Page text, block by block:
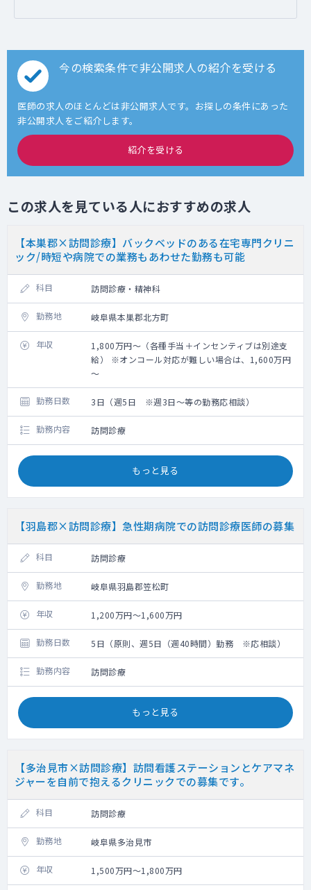
今の検索条件で非公開求人の紹介を受ける
医師の求人のほとんどは非公開求人です。お探しの条件にあった
非公開求人をご紹介します。
紹介を受ける
この求人を見ている人におすすめの求人
【本巣郡×訪問診療】バックベッドのある在宅専門クリニ
ック/時短や病院での業務もあわせた勤務も可能
科目 訪問診療・精神科
勤務地 岐阜県本巣郡北方町
年収
1,800万円～（各種手当＋インセンティブは別途支
給） ※オンコール対応が難しい場合は、1,600万円
～
勤務日数 3日（週5日 ※週3日～等の勤務応相談）
勤務内容 訪問診療
もっと見る
【羽島郡×訪問診療】急性期病院での訪問診療医師の募集
科目 訪問診療
勤務地 岐阜県羽島郡笠松町
年収 1,200万円～1,600万円
勤務日数 5日（原則、週5日（週40時間）勤務 ※応相談）
勤務内容 訪問診療
もっと見る
【多治見市×訪問診療】訪問看護ステーションとケアマネ
ジャーを自前で抱えるクリニックでの募集です。
科目 訪問診療
勤務地 岐阜県多治見市
年収 1,500万円～1,800万円